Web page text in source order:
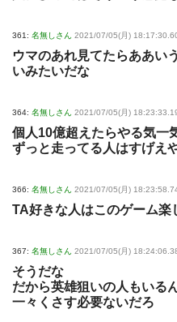
361: 名無しさん 2021/07/05(月)
ウマのあれ見てたらああい
いみたいだな
364: 名無しさん 2021/07/05(月)
個人10億超えたらやる気一
ずっと走ってる人はすげえ
366: 名無しさん 2021/07/05(月)
TA好きな人はこのゲーム楽
367: 名無しさん 2021/07/05(月)
そうだな
だから英雄狙いの人もいる
一々くさす必要ないだろ